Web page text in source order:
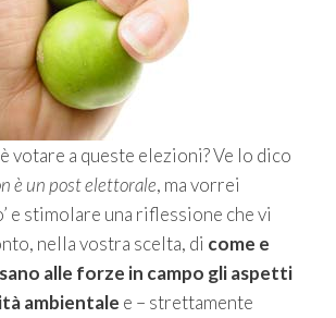
votare a queste elezioni? Ve lo dico
è un post elettorale, ma vorrei
e stimolare una riflessione che vi
nella vostra scelta, di come e
alle forze in campo gli aspetti
ambientale e – strettamente